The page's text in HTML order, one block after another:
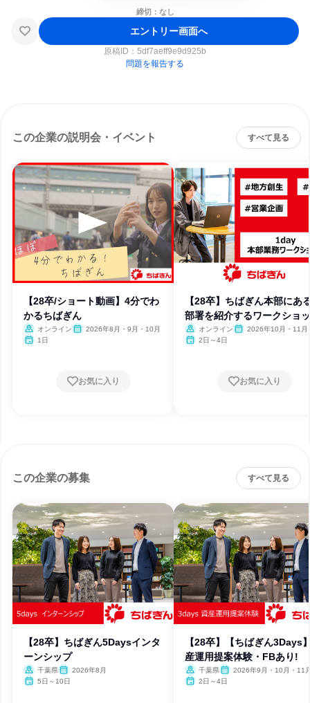
締切：なし
エントリー画面へ
原稿ID： 5df7aeff9e9d925b
問題を報告する
この企業の説明会・イベント すべて見る
【28卒/ショート動画】4分でわ
かるちばぎん
オンライン
2026年8月・9月・10月
1日
お気に入り
【28卒】ちばぎん本部にあ
部署を紹介するワークショ
オンライン
2026年10月・11月
2日～4日
お気に入り
この企業の募集 すべて見る
【28卒】ちばぎん5Daysインタ
ーンシップ
千葉県
2026年8月
5日～10日
【28卒】【ちばぎん3Days
産運用提案体験・FBあり!
千葉県
2026年9月・10月・11
2日～4日